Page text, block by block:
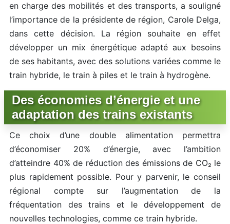
en charge des mobilités et des transports, a souligné
l’importance de la présidente de région, Carole Delga,
dans cette décision. La région souhaite en effet
développer un mix énergétique adapté aux besoins
de ses habitants, avec des solutions variées comme le
train hybride, le train à piles et le train à hydrogène.
Des économies d’énergie et une
adaptation des trains existants
Ce choix d’une double alimentation permettra
d’économiser 20% d’énergie, avec l’ambition
d’atteindre 40% de réduction des émissions de CO₂ le
plus rapidement possible. Pour y parvenir, le conseil
régional compte sur l’augmentation de la
fréquentation des trains et le développement de
nouvelles technologies, comme ce train hybride.